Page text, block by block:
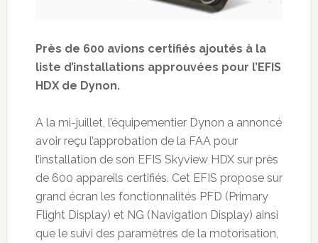
Près de 600 avions certifiés ajoutés à la
liste d’installations approuvées pour l’EFIS
HDX de Dynon.
A la mi-juillet, l’équipementier Dynon a annoncé
avoir reçu l’approbation de la FAA pour
l’installation de son EFIS Skyview HDX sur près
de 600 appareils certifiés. Cet EFIS propose sur
grand écran les fonctionnalités PFD (Primary
Flight Display) et NG (Navigation Display) ainsi
que le suivi des paramètres de la motorisation,